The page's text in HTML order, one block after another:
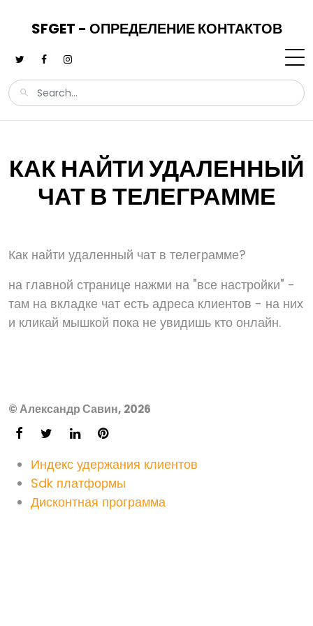
SFGET - ОПРЕДЕЛЕНИЕ КОНТАКТОВ
КАК НАЙТИ УДАЛЕННЫЙ
ЧАТ В ТЕЛЕГРАММЕ
Как найти удаленный чат в телеграмме?
на главной странице нажми на "все настройки" -
там на вкладке чат есть адреса клиентов - на них
и кликай мышкой пока не увидишь кто онлайн.
© Александр Савин, 2026
Индекс удержания клиентов
Sdk платформы
Дисконтная программа